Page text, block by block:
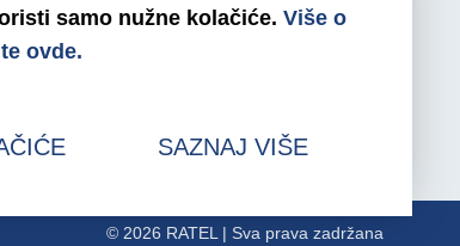
0800/800-999
© 2026 RATEL | Sva prava zadržana
samo nužne kolačiće.Više o
ovde.
SAZNAJ VIŠE